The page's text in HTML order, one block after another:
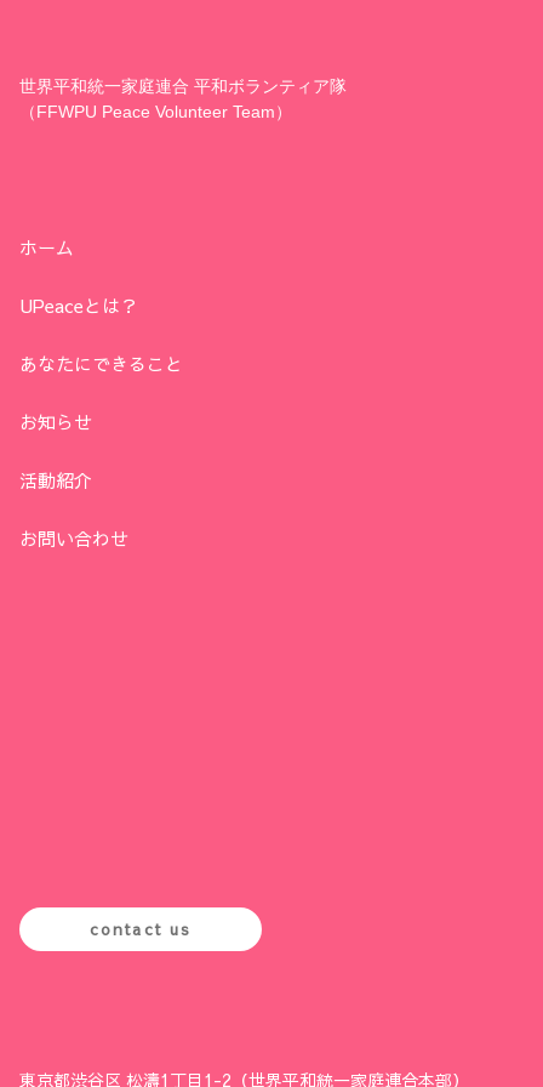
世界平和統一家庭連合 平和ボランティア隊
（FFWPU Peace Volunteer Team）
ホーム
UPeaceとは？
あなたにできること
お知らせ
活動紹介
お問い合わせ
contact us
東京都渋谷区 松濤1丁目1-2（世界平和統一家庭連合本部）